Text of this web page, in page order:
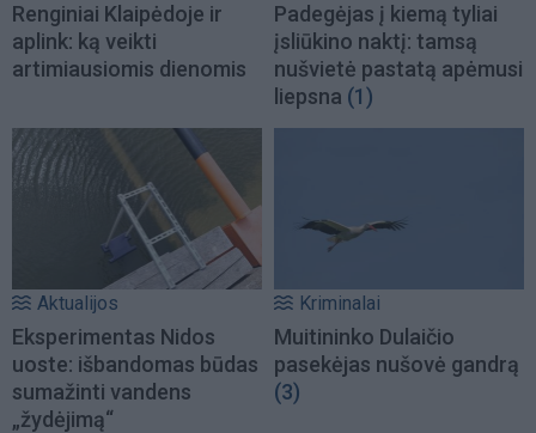
Renginiai Klaipėdoje ir
aplink: ką veikti
artimiausiomis dienomis
Padegėjas į kiemą tyliai
įsliūkino naktį: tamsą
nušvietė pastatą apėmusi
liepsna (1)
Aktualijos
Eksperimentas Nidos
uoste: išbandomas būdas
sumažinti vandens
„žydėjimą“
Kriminalai
Muitininko Dulaičio
pasekėjas nušovė gandrą
(3)